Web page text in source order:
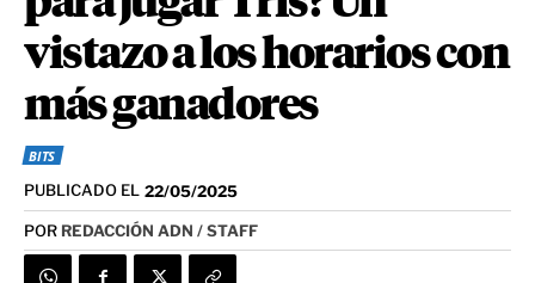
vistazo a los horarios con
más ganadores
BITS
PUBLICADO EL 22/05/2025
POR REDACCIÓN ADN / STAFF